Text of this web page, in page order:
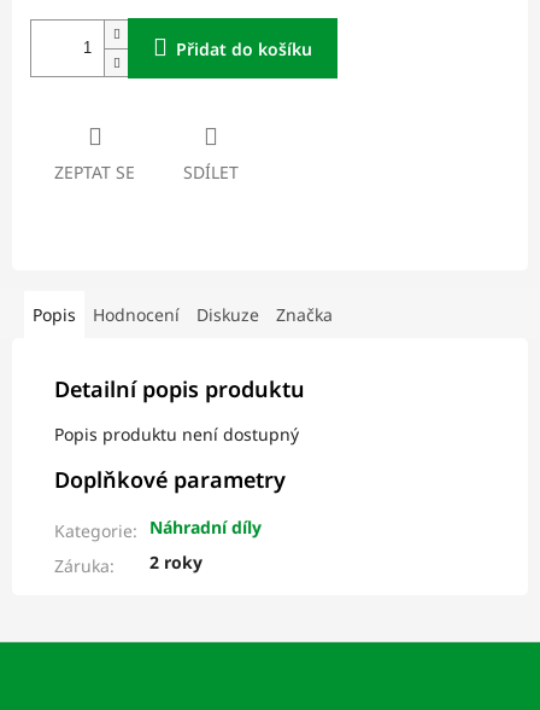
Přidat do košíku
ZEPTAT SE SDÍLET
Popis Hodnocení Diskuze Značka
Detailní popis produktu
Popis produktu není dostupný
Doplňkové parametry
Kategorie:
Náhradní díly
Záruka: 2 roky
Z